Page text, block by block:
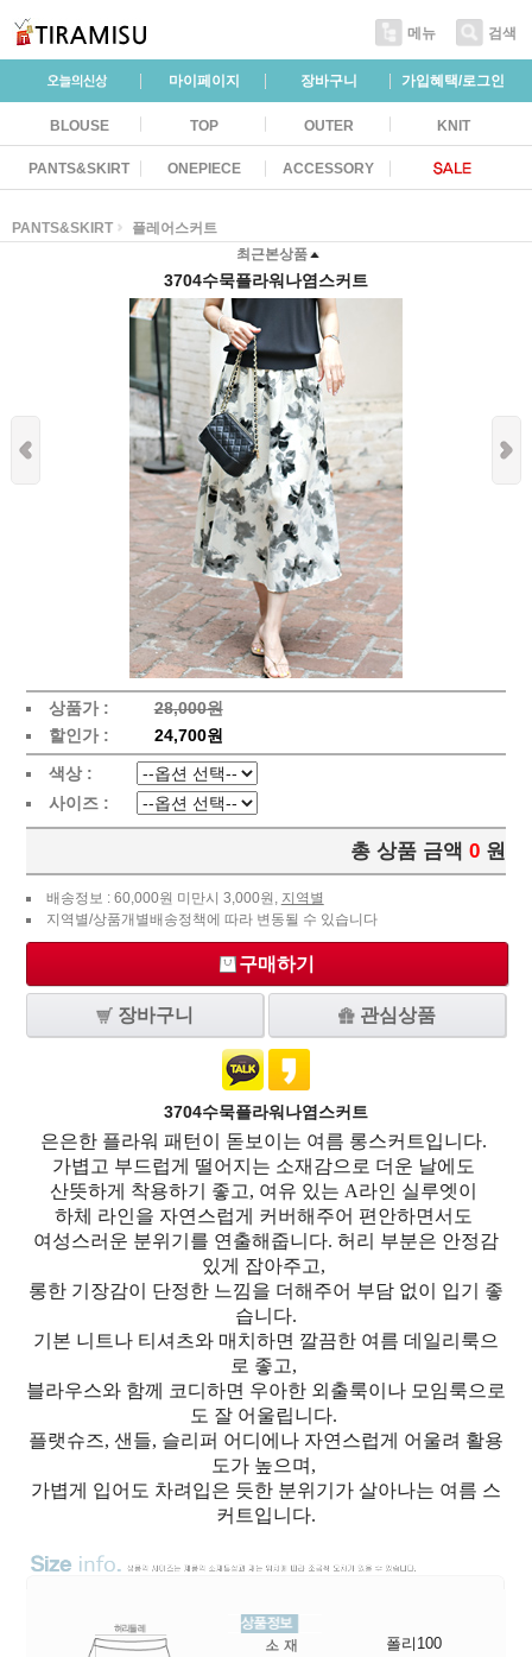
메뉴 검색
마이페이지 장바구니 가입혜택/로그인
BLOUSE TOP OUTER KNIT
PANTS&SKIRT ONEPIECE ACCESSORY
PANTS&SKIRT
플레어스커트
최근본상품
3704수묵플라워나염스커트
상품가 :
28,000원
할인가 :
24,700원
색상 :
사이즈 :
총 상품 금액 0 원
배송정보 : 60,000원 미만시 3,000원, 지역별
지역별/상품개별배송정책에 따라 변동될 수 있습니다
구매하기
장바구니 관심상품
3704수묵플라워나염스커트
은은한 플라워 패턴이 돋보이는 여름 롱스커트입니다.
가볍고 부드럽게 떨어지는 소재감으로 더운 날에도
산뜻하게 착용하기 좋고, 여유 있는 A라인 실루엣이
하체 라인을 자연스럽게 커버해주어 편안하면서도
여성스러운 분위기를 연출해줍니다. 허리 부분은 안정감
있게 잡아주고,
롱한 기장감이 단정한 느낌을 더해주어 부담 없이 입기 좋
습니다.
기본 니트나 티셔츠와 매치하면 깔끔한 여름 데일리룩으
로 좋고,
블라우스와 함께 코디하면 우아한 외출룩이나 모임룩으로
도 잘 어울립니다.
플랫슈즈, 샌들, 슬리퍼 어디에나 자연스럽게 어울려 활용
도가 높으며,
가볍게 입어도 차려입은 듯한 분위기가 살아나는 여름 스
커트입니다.
폴리100